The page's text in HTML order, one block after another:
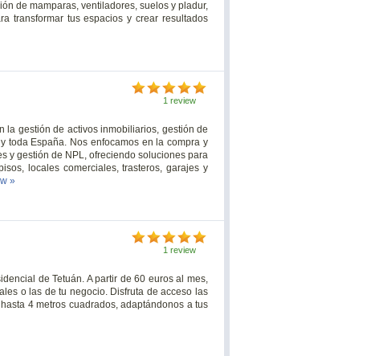
de mamparas, ventiladores, suelos y pladur,
transformar tus espacios y crear resultados
1 review
la gestión de activos inmobiliarios, gestión de
toda España. Nos enfocamos en la compra y
y gestión de NPL, ofreciendo soluciones para
locales comerciales, trasteros, garajes y
»
1 review
de Tetuán. A partir de 60 euros al mes,
o las de tu negocio. Disfruta de acceso las
4 metros cuadrados, adaptándonos a tus